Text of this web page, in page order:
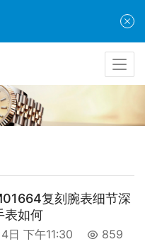
复刻腕表细节深
表如何
日 下午11:30 859